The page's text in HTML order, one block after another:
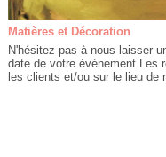
Matières et Décoration
N'hésitez pas à nous laisser
date de votre événement.Les
les clients et/ou sur le lieu de